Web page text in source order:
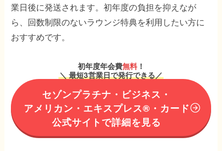
業日後に発送されます。初年度の負担を抑えなが
ら、回数制限のないラウンジ特典を利用したい方に
おすすめです。
初年度年会費無料！
＼ 最短3営業日で発行できる／
セゾンプラチナ・ビジネス・
アメリカン・エキスプレス®︎・カード
公式サイトで詳細を見る